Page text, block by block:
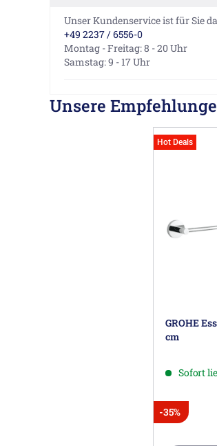
Unser Kundenservice ist für Sie
+49 2237 / 6556-0
Montag - Freitag: 8 - 20 Uhr
Samstag: 9 - 17 Uhr
Unsere
Hot Deals
GROHE
cm
Sofort
-35%